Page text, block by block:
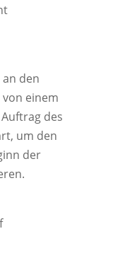
den
einem
des
um den
der